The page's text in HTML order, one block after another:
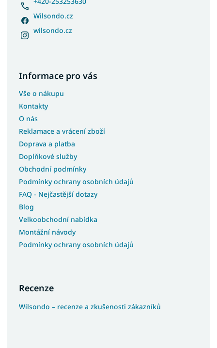
Wilsondo.cz
wilsondo.cz
Informace pro vás
Vše o nákupu
Kontakty
O nás
Reklamace a vrácení zboží
Doprava a platba
Doplňkové služby
Obchodní podmínky
Podmínky ochrany osobních údajů
FAQ - Nejčastější dotazy
Blog
Velkoobchodní nabídka
Montážní návody
Podmínky ochrany osobních údajů
Recenze
Wilsondo – recenze a zkušenosti zákazníků